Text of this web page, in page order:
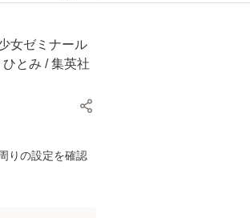
女ゼミナール
とみ / 集英社
りの設定を確認